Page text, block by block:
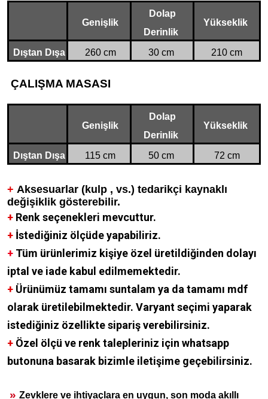
Genişlik
Dolap
Derinlik
Yükseklik
Dıştan Dışa 260 cm 30 cm 210 cm
ÇALIŞMA MASASI
Genişlik
Dolap
Derinlik
Yükseklik
Dıştan Dışa 115 cm 50 cm 72 cm
+ Aksesuarlar (kulp , vs.) tedarikçi kaynaklı
değişiklik gösterebilir.
+ Renk seçenekleri mevcuttur.
+ İstediğiniz ölçüde yapabiliriz.
+ Tüm ürünlerimiz kişiye özel üretildiğinden dolayı
iptal ve iade kabul edilmemektedir.
+ Ürünümüz tamamı suntalam ya da tamamı mdf
olarak üretilebilmektedir. Varyant seçimi yaparak
istediğiniz özellikte sipariş verebilirsiniz.
+ Özel ölçü ve renk talepleriniz için whatsapp
butonuna basarak bizimle iletişime geçebilirsiniz.
» Zevklere ve ihtiyaçlara en uygun, son moda akıllı